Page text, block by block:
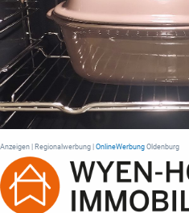
Anzeigen | Regionalwerbung | OnlineWerbung Oldenburg